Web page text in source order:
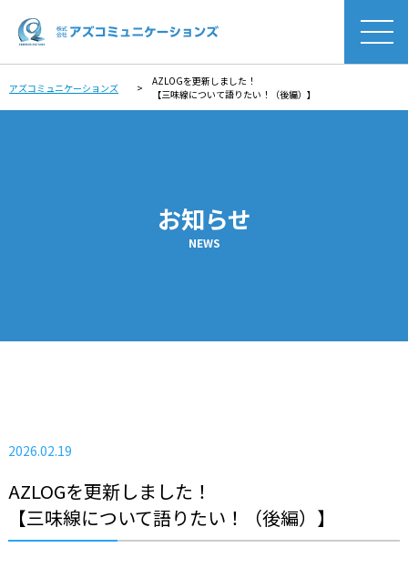
アズコミュニケーションズ >
AZLOGを更新しました！
【三味線について語りたい！（後編）】
お知らせ
NEWS
2026.02.19
AZLOGを更新しました！
【三味線について語りたい！（後編）】